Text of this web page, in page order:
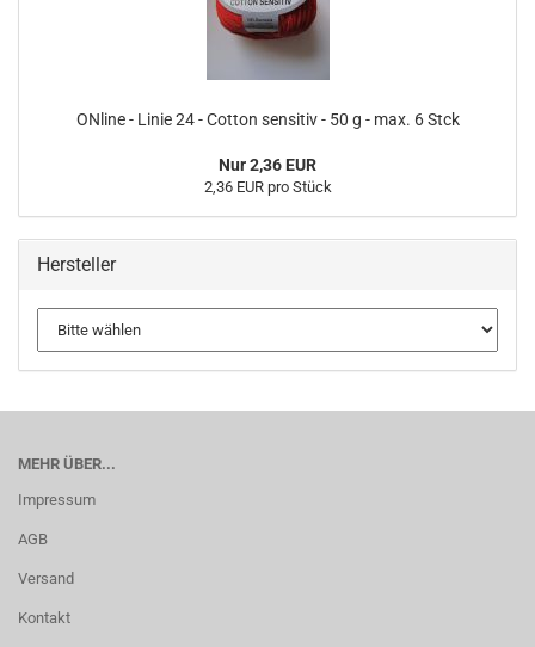
ONline - Linie 24 - Cotton sensitiv - 50 g - max. 6 Stck
Nur 2,36 EUR
2,36 EUR pro Stück
Hersteller
MEHR ÜBER...
Impressum
AGB
Versand
Kontakt